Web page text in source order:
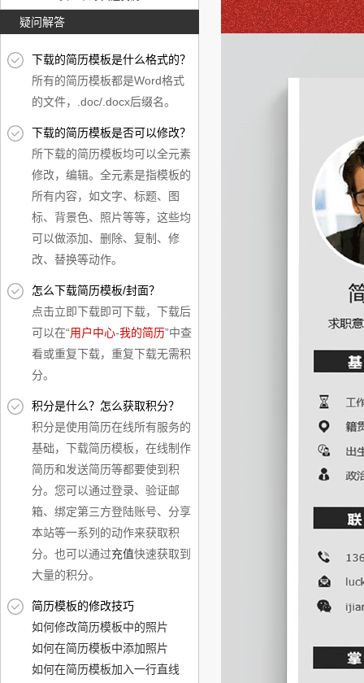
疑问解答
下载的简历模板是什么格式的？
所有的简历模板都是Word格式
的文件，.doc/.docx后缀名。
下载的简历模板是否可以修改？
所下载的简历模板均可以全元素
修改，编辑。全元素是指模板的
所有内容，如文字、标题、图
标、背景色、照片等等，这些均
可以做添加、删除、复制、修
改、替换等动作。
怎么下载简历模板/封面？
点击立即下载即可下载，下载后
可以在“用户中心-我的简历”中查
看或重复下载，重复下载无需积
分。
积分是什么？怎么获取积分？
积分是使用简历在线所有服务的
基础，下载简历模板，在线制作
简历和发送简历等都要使到积
分。您可以通过登录、验证邮
箱、绑定第三方登陆账号、分享
本站等一系列的动作来获取积
分。也可以通过充值快速获取到
大量的积分。
简历模板的修改技巧
如何修改简历模板中的照片
如何在简历模板中添加照片
如何在简历模板加入一行直线